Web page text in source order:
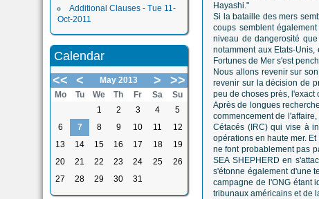
Additional Clauses - Tue 11-
Oct-2011
Calendar
<<
< May 2013 > >>
Mo Tu We Th Fr Sa
Su
1
2 3 4
5
6
7 8 9 10 11
12
13
14 15 16 17 18
19
20
21 22 23 24 25
26
27
28 29 30 31
Hayashi."
Si la bataille des mers
coups semblent
niveau de dangerosité
notamment aux Etats-
Fortunes de Mer s'est
Nous allons revenir sur
revenir sur la décision de
peu de choses près, l'exact
Après de longues
commencement de
Cétacés (IRC) qui vise à
opérations en haute mer.
ne font probablement pas
SEA SHEPHERD en
s'étonne également d'une
campagne de l'ONG étant
tribunaux américains et de